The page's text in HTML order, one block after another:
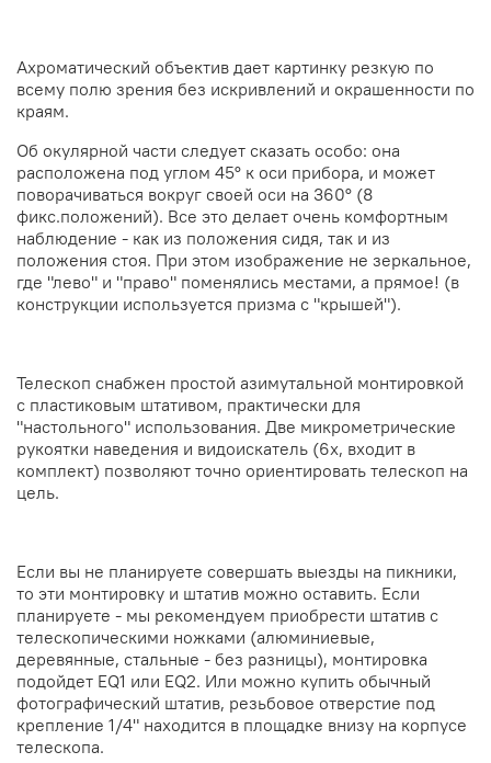
Ахроматический объектив дает картинку резкую по
всему полю зрения без искривлений и окрашенности по
краям.
Об окулярной части следует сказать особо: она
расположена под углом 45° к оси прибора, и может
поворачиваться вокруг своей оси на 360° (8
фикс.положений). Все это делает очень комфортным
наблюдение - как из положения сидя, так и из
положения стоя. При этом изображение не зеркальное,
где "лево" и "право" поменялись местами, а прямое! (в
конструкции используется призма с "крышей").
Телескоп снабжен простой азимутальной монтировкой
с пластиковым штативом, практически для
"настольного" использования. Две микрометрические
рукоятки наведения и видоискатель (6х, входит в
комплект) позволяют точно ориентировать телескоп на
цель.
Если вы не планируете совершать выезды на пикники,
то эти монтировку и штатив можно оставить. Если
планируете - мы рекомендуем приобрести штатив с
телескопическими ножками (алюминиевые,
деревянные, стальные - без разницы), монтировка
подойдет EQ1 или EQ2. Или можно купить обычный
фотографический штатив, резьбовое отверстие под
крепление 1/4" находится в площадке внизу на корпусе
телескопа.